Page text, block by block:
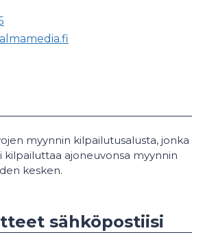
myynnin kilpailutusalusta, jonka
kilpailuttaa ajoneuvonsa myynnin
kesken.
sähköpostiisi